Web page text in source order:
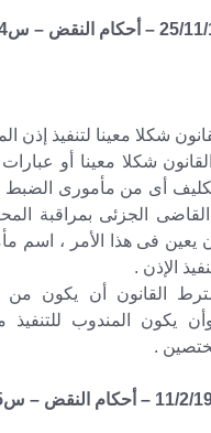
شكلا معينا لتنفيذ إذن
شكلا معينا أو
أى من مأمورى الضبط
الجزئى بمراقبة
أن يعين فى هذا الأمر ، اسم
الإذن .
القانون أن يكون من
يكون المندوب
.